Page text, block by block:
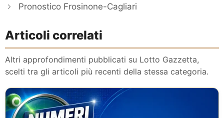
Pronostico Frosinone-Cagliari
Articoli correlati
Altri approfondimenti pubblicati su Lotto Gazzetta,
scelti tra gli articoli più recenti della stessa categoria.